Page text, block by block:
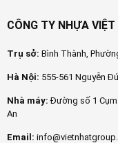
CÔNG TY NHỰA VIỆT
Trụ sở: Bình Thành,
Hà Nội: 555-561 Nguyễn
Nhà máy: Đường số 1
An
Email: